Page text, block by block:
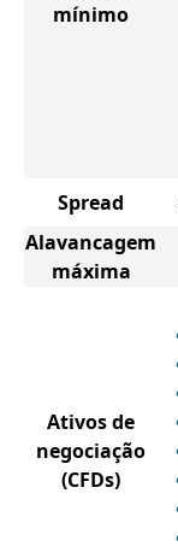
mínimo
Spread
Alavancagem
máxima
Ativos de
negociação
(CFDs)